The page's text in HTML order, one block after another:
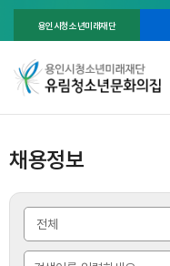
용인시청소년미래재단
채용정보